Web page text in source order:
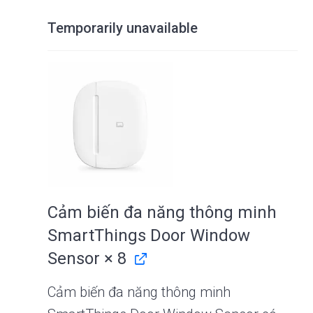
Temporarily unavailable
Cảm biến đa năng thông minh
SmartThings Door Window
Sensor × 8
Cảm biến đa năng thông minh